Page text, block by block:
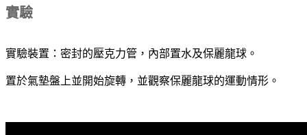
實驗
實驗裝置：密封的壓克力管，內部置水及保麗龍球。
置於氣墊盤上並開始旋轉，並觀察保麗龍球的運動情形。